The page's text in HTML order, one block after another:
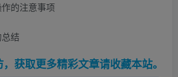
的注意事项
结
获取更多精彩文章请收藏本站。